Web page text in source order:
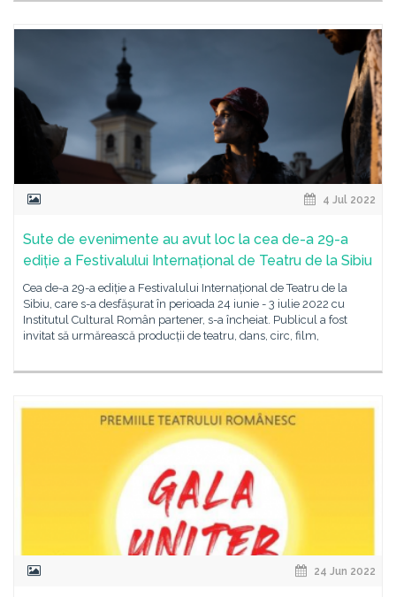
4 Jul 2022
Sute de evenimente au avut loc la cea de-a 29-a
ediție a Festivalului Internațional de Teatru de la Sibiu
Cea de-a 29-a ediție a Festivalului Internațional de Teatru de la
Sibiu, care s-a desfășurat în perioada 24 iunie - 3 iulie 2022 cu
Institutul Cultural Român partener, s-a încheiat. Publicul a fost
invitat să urmărească producții de teatru, dans, circ, film,
24 Jun 2022